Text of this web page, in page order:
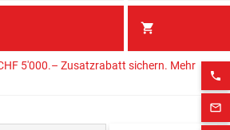
phone
mail_outline
shopping_cart
5'000.– Zusatzrabatt sichern. Mehr